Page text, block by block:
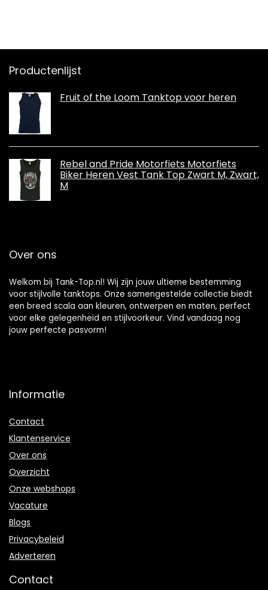
Productenlijst
Fruit of the Loom Tanktop voor heren
Rebel and Pride Motorfiets Motorfiets
Biker Heren Vest Tank Top Zwart M, Zwart,
M
Over ons
Welkom bij Tank-Top.nl! Wij zijn jouw ultieme bestemming
voor stijlvolle tanktops. Onze samengestelde collectie biedt
een breed scala aan kleuren, ontwerpen en maten, perfect
voor elke gelegenheid en stijlvoorkeur. Vind vandaag nog
jouw perfecte pasvorm!
Informatie
Contact
Klantenservice
Over ons
Overzicht
Onze webshops
Vacature
Blogs
Privacybeleid
Adverteren
Contact